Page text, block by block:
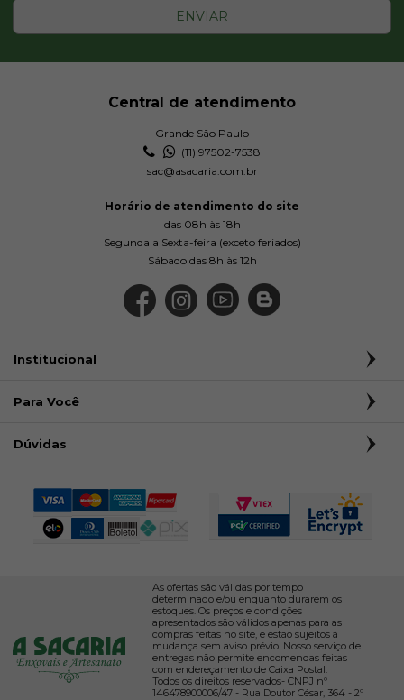
ENVIAR
Central de atendimento
Grande São Paulo
(11) 97502-7538
sac@asacaria.com.br
Horário de atendimento do site
das 08h às 18h
Segunda a Sexta-feira (exceto feriados)
Sábado das 8h às 12h
Institucional
Para Você
Dúvidas
As ofertas são válidas por tempo
determinado e/ou enquanto durarem os
estoques. Os preços e condições
apresentados são válidos apenas para as
compras feitas no site, e estão sujeitos à
mudança sem aviso prévio. Nosso serviço de
entregas não permite encomendas feitas
com endereçamento de Caixa Postal.
Todos os direitos reservados- CNPJ nº
146478900006/47 - Rua Doutor César, 364 - 2º